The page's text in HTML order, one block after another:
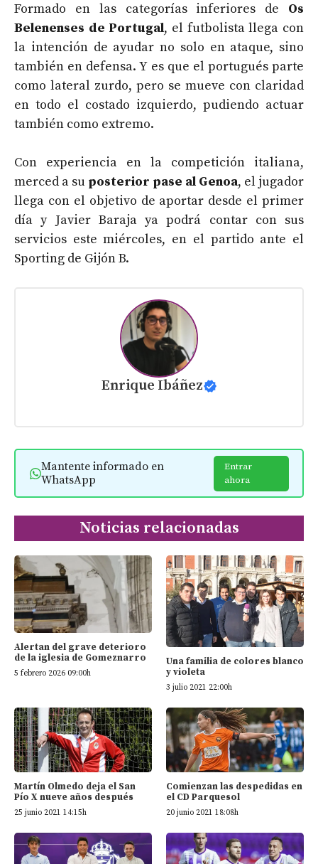
Formado en las categorías inferiores de Os
Belenenses de Portugal, el futbolista llega con
la intención de ayudar no solo en ataque, sino
también en defensa. Y es que el portugués parte
como lateral zurdo, pero se mueve con claridad
en todo el costado izquierdo, pudiendo actuar
también como extremo.
Con experiencia en la competición italiana,
merced a su posterior pase al Genoa, el jugador
llega con el objetivo de aportar desde el primer
día y Javier Baraja ya podrá contar con sus
servicios este miércoles, en el partido ante el
Sporting de Gijón B.
Enrique Ibáñez
Mantente informado en
WhatsApp
Entrar
ahora
Noticias relacionadas
Alertan del grave deterioro
de la iglesia de Gomeznarro
5 febrero 2026 09:00h
Una familia de colores blanco
y violeta
3 julio 2021 22:00h
Martín Olmedo deja el San
Pío X nueve años después
25 junio 2021 14:15h
Comienzan las despedidas en
el CD Parquesol
20 junio 2021 18:08h